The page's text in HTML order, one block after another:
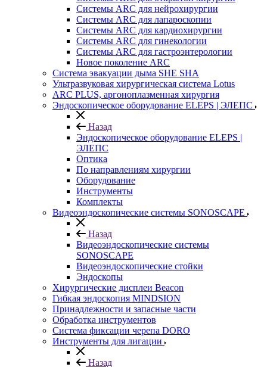
Системы ARC для нейрохирургии
Системы ARC для лапароскопии
Системы ARC для кардиохирургии
Системы ARC для гинекологии
Системы ARC для гастроэнтерологии
Новое поколение ARC
Система эвакуации дыма SHE SHA
Ультразвуковая хирургическая система Lotus
ARC PLUS, аргоноплазменная хирургия
Эндоскопическое оборудование ELEPS | ЭЛЕПС
Назад
Эндоскопическое оборудование ELEPS |
ЭЛЕПС
Оптика
По направлениям хирургии
Оборудование
Инструменты
Комплекты
Видеоэндоскопические системы SONOSCAPE
Назад
Видеоэндоскопические системы
SONOSCAPE
Видеоэндоскопические стойки
Эндоскопы
Хирургические дисплеи Beacon
Гибкая эндоскопия MINDSION
Принадлежности и запасные части
Обработка инструментов
Система фиксации черепа DORO
Инструменты для лигации
Назад